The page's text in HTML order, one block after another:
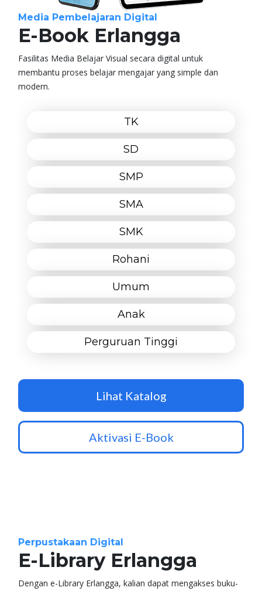
Media Pembelajaran Digital
E-Book Erlangga
Fasilitas Media Belajar Visual secara digital untuk
membantu proses belajar mengajar yang simple dan
modern.
TK
SD
SMP
SMA
SMK
Rohani
Umum
Anak
Perguruan Tinggi
Lihat Katalog
Aktivasi E-Book
Perpustakaan Digital
E-Library Erlangga
Dengan e-Library Erlangga, kalian dapat mengakses buku-